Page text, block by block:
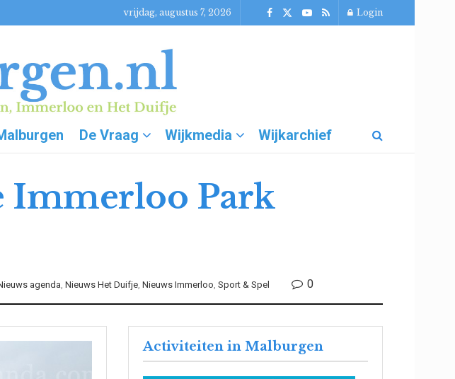
vrijdag, augustus 7, 2026 Login
De Vraag Wijkmedia Wijkarchief
Immerloo Park
agenda, Nieuws Het Duifje, Nieuws Immerloo, Sport & Spel 0
Activiteiten in Malburgen